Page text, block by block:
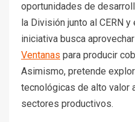
oportunidades de
la División junto al CERN
iniciativa busca
Ventanas para producir
Asimismo, pretende
tecnológicas de alto valor
sectores productivos.